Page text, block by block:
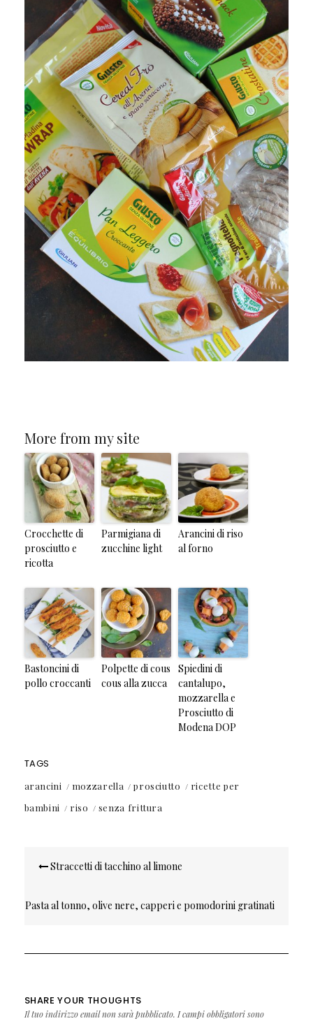
More from my site
Crocchette di
prosciutto e
ricotta
Parmigiana di
zucchine light
Arancini di riso
al forno
Bastoncini di
pollo croccanti
Polpette di cous
cous alla zucca
Spiedini di
cantalupo,
mozzarella e
Prosciutto di
Modena DOP
TAGS
arancini mozzarella prosciutto
ricette per
bambini
riso senza frittura
Navigazione
Straccetti di tacchino al limone
Pasta al tonno, olive nere, capperi e pomodorini gratinati
SHARE YOUR THOUGHTS
Il tuo indirizzo email non sarà pubblicato. I campi obbligatori sono